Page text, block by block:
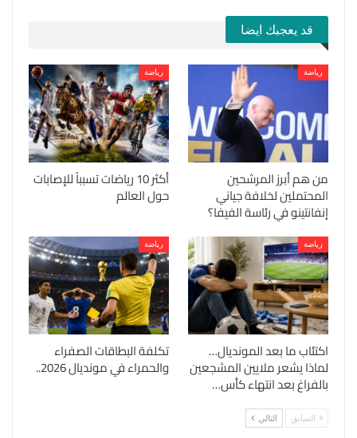
قد يعجبك ايضا
رياضة
من هم أبرز المرشحين
المحتملين لخلافة جياني
إنفانتينو في رئاسة الفيفا؟
رياضة
أكثر 10 رياضات تسبباً للإصابات
حول العالم
رياضة
اكتئاب ما بعد المونديال…
لماذا يشعر ملايين المشجعين
بالفراغ بعد انتهاء كأس…
رياضة
تكلفة البطاقات الصفراء
والحمراء في مونديال 2026..
السابق التالي